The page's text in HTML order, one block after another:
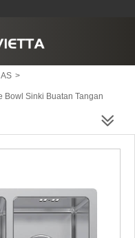
>
Bowl Sinki Buatan Tangan